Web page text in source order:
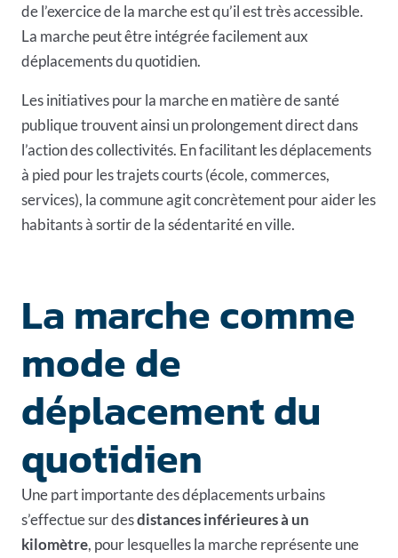
de l’exercice de la marche est qu’il est très accessible.
La marche peut être intégrée facilement aux
déplacements du quotidien.
Les initiatives pour la marche en matière de santé
publique trouvent ainsi un prolongement direct dans
l’action des collectivités. En facilitant les déplacements
à pied pour les trajets courts (école, commerces,
services), la commune agit concrètement pour aider les
habitants à sortir de la sédentarité en ville.
La marche comme
mode de
déplacement du
quotidien
Une part importante des déplacements urbains
s’effectue sur desdistances inférieures à un
kilomètre, pour lesquelles la marche représente une